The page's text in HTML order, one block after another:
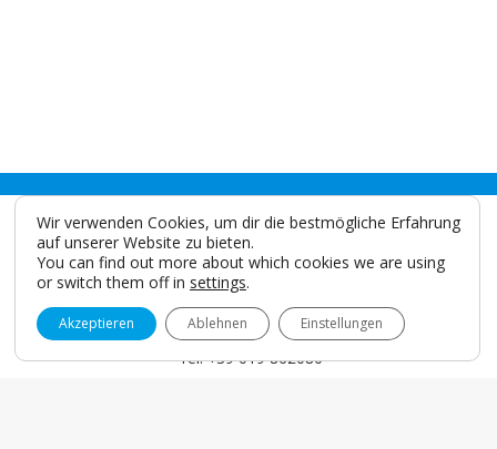
IDS SpAVia Valletta San Cristoforo, 28/10 17100 Savona - Italy
info@idsdental.it
Tel. +39 019 862080
Wir verwenden Cookies, um dir die bestmögliche Erfahrung
auf unserer Website zu bieten.
You can find out more about which cookies we are using
or switch them off in settings.
Akzeptieren Ablehnen Einstellungen